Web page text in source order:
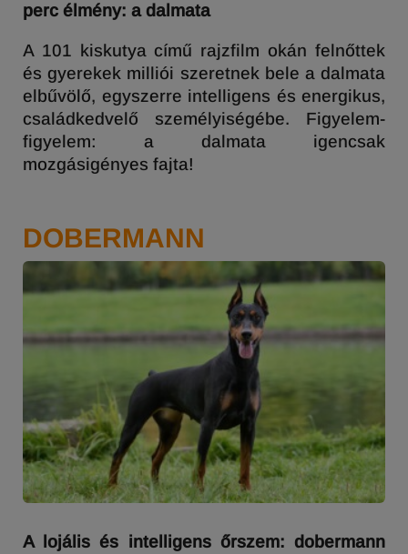
perc élmény: a dalmata
A 101 kiskutya című rajzfilm okán felnőttek
és gyerekek milliói szeretnek bele a dalmata
elbűvölő, egyszerre intelligens és energikus,
családkedvelő személyiségébe. Figyelem-
figyelem: a dalmata igencsak
mozgásigényes fajta!
DOBERMANN
A lojális és intelligens őrszem: dobermann